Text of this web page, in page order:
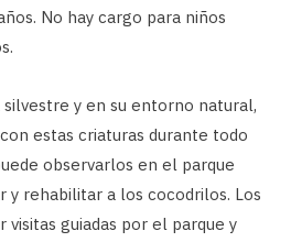
No hay cargo para niños
silvestre y en su entorno natural,
estas criaturas durante todo
observarlos en el parque
y rehabilitar a los cocodrilos. Los
visitas guiadas por el parque y